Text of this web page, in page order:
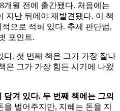
개월 전에 출간됐다. 처음에는
지난 뒤에야 재발견됐다. 이 책
으로 적혀 있다. 추세 판단법,
포인트.
다. 첫 번째 책은 그가 가장 잘나
은 그가 가장 힘든 시기에 나왔
겨 있다. 두 번째 책에는 그의
을 벌어주지만, 지혜는 돈을 지